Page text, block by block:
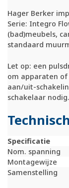
Hager Berker
Serie: Integro
(bad)meubels,
standaard
Let op: een
om apparaten
aan/uit-
schakelaar nodig.
Specificatie
Nom. spanning
Montagewijze
Samenstelling